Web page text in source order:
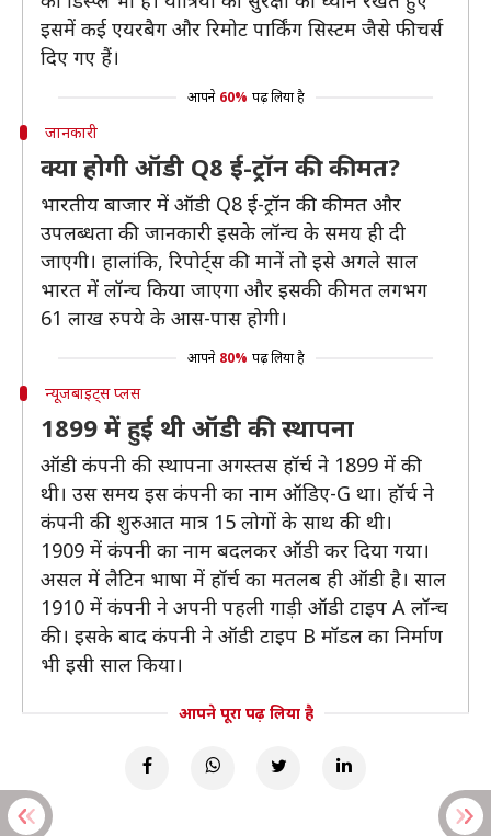
इसमें कई एयरबैग और रिमोट पार्किंग सिस्टम जैसे फीचर्स
दिए गए हैं।
आपने 60% पढ़ लिया है
जानकारी
क्या होगी ऑडी Q8 ई-ट्रॉन की कीमत?
भारतीय बाजार में ऑडी Q8 ई-ट्रॉन की कीमत और
उपलब्धता की जानकारी इसके लॉन्च के समय ही दी
जाएगी। हालांकि, रिपोर्ट्स की मानें तो इसे अगले साल
भारत में लॉन्च किया जाएगा और इसकी कीमत लगभग
61 लाख रुपये के आस-पास होगी।
आपने 80% पढ़ लिया है
न्यूजबाइट्स प्लस
1899 में हुई थी ऑडी की स्थापना
ऑडी कंपनी की स्थापना अगस्तस हॉर्च ने 1899 में की
थी। उस समय इस कंपनी का नाम ऑडिए-G था। हॉर्च ने
कंपनी की शुरुआत मात्र 15 लोगों के साथ की थी।
1909 में कंपनी का नाम बदलकर ऑडी कर दिया गया।
असल में लैटिन भाषा में हॉर्च का मतलब ही ऑडी है। साल
1910 में कंपनी ने अपनी पहली गाड़ी ऑडी टाइप A लॉन्च
की। इसके बाद कंपनी ने ऑडी टाइप B मॉडल का निर्माण
भी इसी साल किया।
आपने पूरा पढ़ लिया है